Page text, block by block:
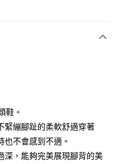
泰商業銀行
東國際商業銀行
豐商業銀行
展（台灣）商業銀行
豐國際商業銀行
華泰商業銀行
東國際商業銀行
豐商業銀行
運費
鞋。
緊繃腳趾的柔軟舒適穿著
不會感到不適。
深，能夠完美展現腳背的美